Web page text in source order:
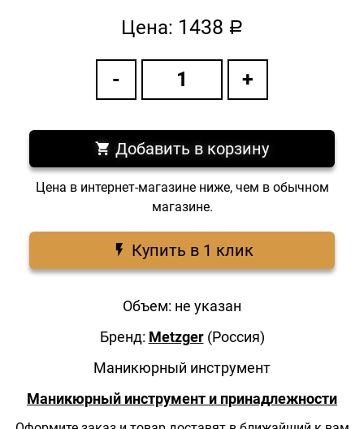
Цена: 1438 a
Добавить в корзину
Цена в интернет-магазине ниже, чем в обычном
магазине.
Купить в 1 клик
Объем: не указан
Бренд: Metzger (Россия)
Маникюрный инструмент
Маникюрный инструмент и принадлежности